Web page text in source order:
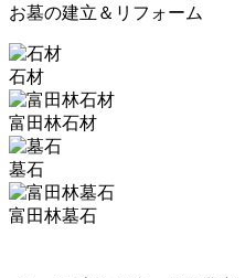
お墓の建立＆リフォーム
石材
富田林石材
墓石
富田林墓石